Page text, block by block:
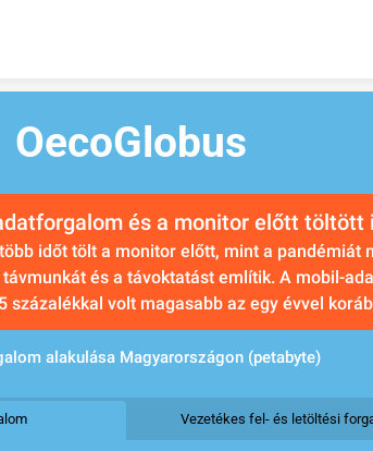
OecoGlobus
és a monitor előtt töltött
időt tölt a monitor előtt, mint a pandémiát
és a távoktatást említik. A mobil-
százalékkal volt magasabb az egy évvel
alakulása Magyarországon (petabyte)
Vezetékes fel- és letöltési